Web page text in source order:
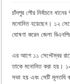
চাঁদপুর পৌর নির্বাচনে
মনোনিত হয়েছেন। ১২
ঘোষণা করেন জেলা
এর আগে ১১ সেপ্টেম্বর
তাকে মনোনিত করা হয়। ১০
সভা হয় এবং সেটি মূলতবি